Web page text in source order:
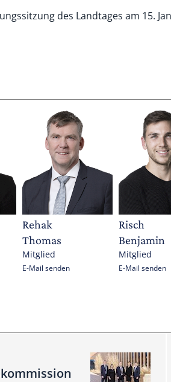
des Landtages am 15.
Rehak
Thomas
Mitglied
E-Mail senden
Risch
Benjamin
Mitglied
E-Mail senden